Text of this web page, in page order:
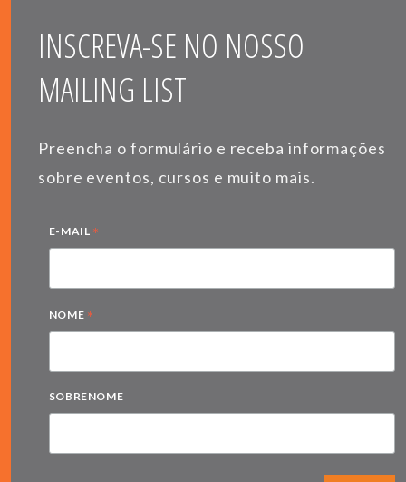
INSCREVA-SE NO NOSSO
MAILING LIST
Preencha o formulário e receba informações
sobre eventos, cursos e muito mais.
E-MAIL *
NOME *
SOBRENOME